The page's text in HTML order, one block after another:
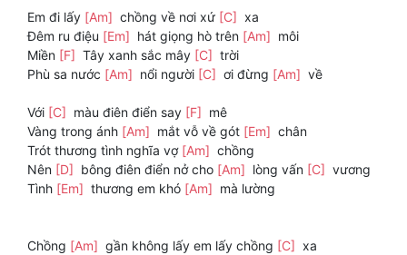
Em đi lấy [Am] chồng về nơi xứ [C] xa
Đêm ru điệu [Em] hát giọng hò trên [Am] môi
Miền [F] Tây xanh sắc mây [C] trời
Phù sa nước [Am] nổi người [C] ơi đừng [Am] về
Với [C] màu điên điển say [F] mê
Vàng trong ánh [Am] mắt vỗ về gót [Em] chân
Trót thương tình nghĩa vợ [Am] chồng
Nên [D] bông điên điển nở cho [Am] lòng vấn [C] vương
Tình [Em] thương em khó [Am] mà lường
Chồng [Am] gần không lấy em lấy chồng [C] xa